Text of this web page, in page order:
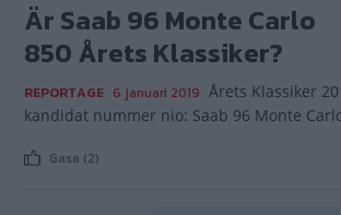
Är Saab 96 Monte Carlo
850 Årets Klassiker?
REPORTAGE 6 januari 2019 Årets Klassiker
kandidat nummer nio: Saab 96 Monte
Gasa (2)